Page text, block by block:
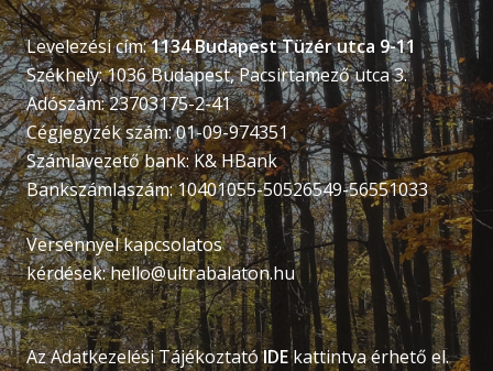
Levelezési cím:1134 Budapest Tüzér utca 9-11
Székhely: 1036 Budapest, Pacsirtamező utca 3.
Adószám: 23703175-2-41
Cégjegyzék szám: 01-09-974351
Számlavezető bank: K& HBank
Bankszámlaszám: 10401055-50526549-56551033
Versennyel kapcsolatos
kérdések:hello@ultrabalaton.hu
Az Adatkezelési Tájékoztató IDE kattintva érhető el.